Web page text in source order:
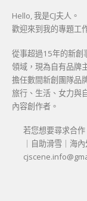
Hello, 我是CJ夫人。
歡迎來到我的專題工
從事超過15年的新創
領域，現為自有品牌
擔任數間新創團隊品
旅行、生活、女力與
內容創作者。
若您想要尋求合
｜自助滑雪｜海